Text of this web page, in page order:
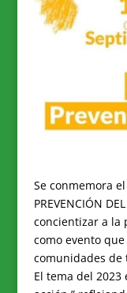
Se conmemora el
PREVENCIÓN
concientizar a la
como evento
comunidades de
El tema del 2023